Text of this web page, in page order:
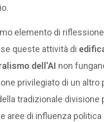
elemento di
queste attività di
dell’AI non
privilegiato di un altro
tradizionale divisione
aree di influenza